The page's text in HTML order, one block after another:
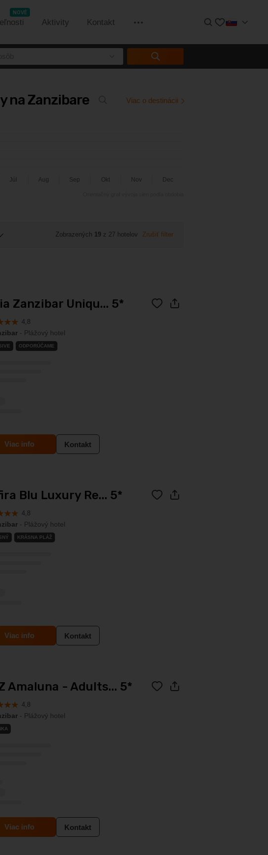
NOVÉ
Aktivity Kontakt HľadaťObľúbené
na Zanzibare
Viac o destinácii
Júl Aug Sep Okt Nov Dec
Zobrazených 19 z 27 hotelov Zrušiť filter
Zanzibar Uniqu... 5*
4,8
- Plážový hotel
ODPORÚČAME
Viac info Kontakt
Blu Luxury Re... 5*
4,8
- Plážový hotel
KRÁSNA PLÁŽ
Viac info Kontakt
Amaluna - Adults... 5*
4,8
- Plážový hotel
Viac info Kontakt